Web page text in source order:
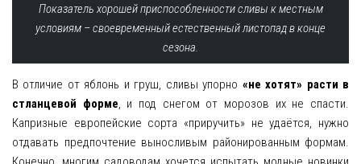
Показатель хорошей приспособленности сливы к местным
условиям – своевременный естественный листопад в конце
сезона.
В отличие от яблонь и груш, сливы упорно «не хотят» расти в
стланцевой форме, и под снегом от морозов их не спасти.
Капризные европейские сорта «приручить» не удаётся, нужно
отдавать предпочтение выносливым районированным формам.